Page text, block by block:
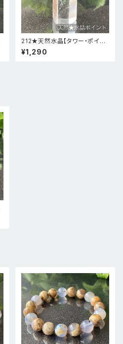
212★天然水晶【タワー・ポイン
ト・原石】天然石インテリア置物
風水新品
¥1,290